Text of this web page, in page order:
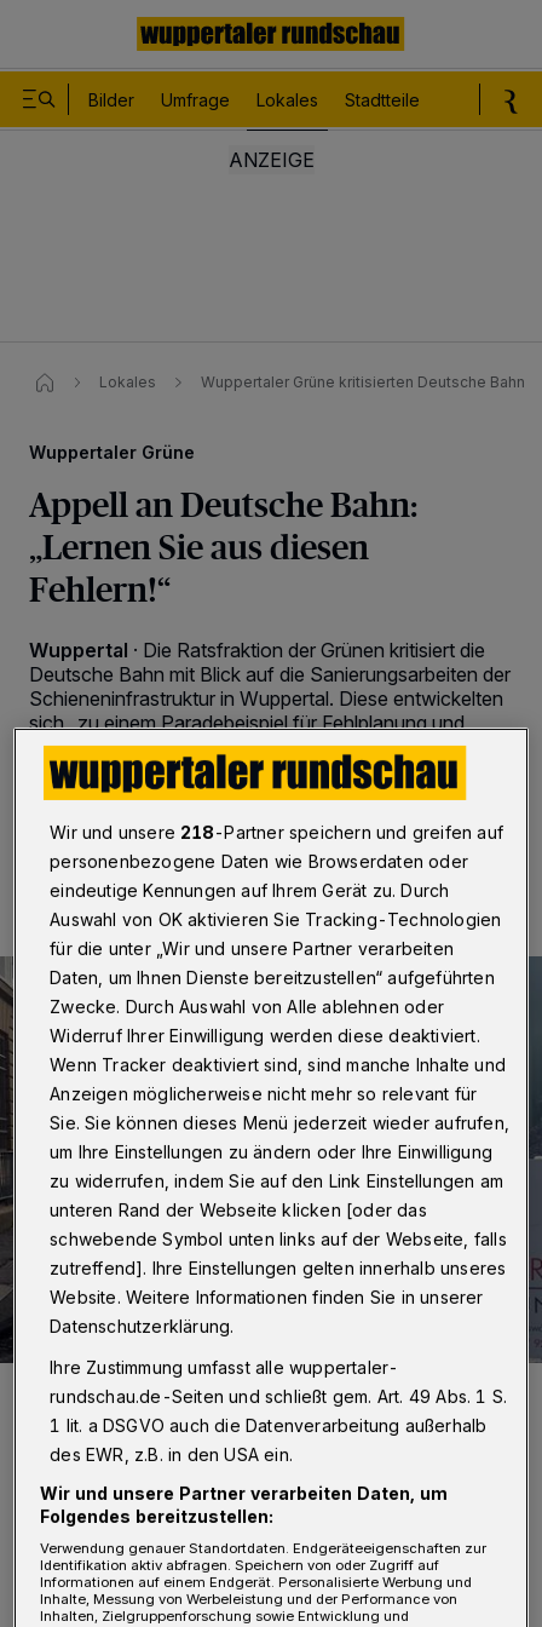
Bilder Umfrage Lokales Stadtteile
Lokales Wuppertaler Grüne kritisierten Deutsche Bahn
Wuppertaler Grüne
Appell an Deutsche Bahn:
„Lernen Sie aus diesen
Fehlern!“
Wuppertal · Die Ratsfraktion der Grünen kritisiert die
Deutsche Bahn mit Blick auf die Sanierungsarbeiten der
Schieneninfrastruktur in Wuppertal. Diese entwickelten
sich „zu einem Paradebeispiel für Fehlplanung und
mangelnde Kommunikation“.
Eine Minute Lesezeit
Die Arbeiten am Wuppertaler Hauptbahnhof.
M an sei „tief enttäuscht“ über die
Vorgehensweise der zuständigen DB
Wir und unsere 218-Partner speichern und greifen auf
personenbezogene Daten wie Browserdaten oder
eindeutige Kennungen auf Ihrem Gerät zu. Durch
Auswahl von OK aktivieren Sie Tracking-Technologien
für die unter „Wir und unsere Partner verarbeiten
Daten, um Ihnen Dienste bereitzustellen“ aufgeführten
Zwecke. Durch Auswahl von Alle ablehnen oder
Widerruf Ihrer Einwilligung werden diese deaktiviert.
Wenn Tracker deaktiviert sind, sind manche Inhalte und
Anzeigen möglicherweise nicht mehr so relevant für
Sie. Sie können dieses Menü jederzeit wieder aufrufen,
um Ihre Einstellungen zu ändern oder Ihre Einwilligung
zu widerrufen, indem Sie auf den Link Einstellungen am
unteren Rand der Webseite klicken [oder das
schwebende Symbol unten links auf der Webseite, falls
zutreffend]. Ihre Einstellungen gelten innerhalb unseres
Website. Weitere Informationen finden Sie in unserer
Datenschutzerklärung.
Ihre Zustimmung umfasst alle wuppertaler-
rundschau.de-Seiten und schließt gem. Art. 49 Abs. 1 S.
1 lit. a DSGVO auch die Datenverarbeitung außerhalb
des EWR, z.B. in den USA ein.
Wir und unsere Partner verarbeiten Daten, um
Folgendes bereitzustellen:
Verwendung genauer Standortdaten. Endgeräteeigenschaften zur
Identifikation aktiv abfragen. Speichern von oder Zugriff auf
Informationen auf einem Endgerät. Personalisierte Werbung und
Inhalte, Messung von Werbeleistung und der Performance von
Inhalten, Zielgruppenforschung sowie Entwicklung und